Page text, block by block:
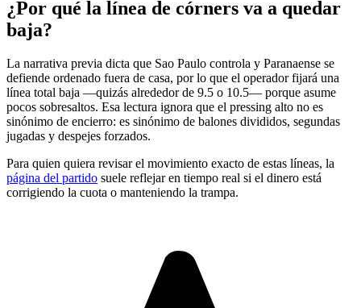
¿Por qué la línea de córners va a quedar
baja?
La narrativa previa dicta que Sao Paulo controla y Paranaense se
defiende ordenado fuera de casa, por lo que el operador fijará una
línea total baja —quizás alrededor de 9.5 o 10.5— porque asume
pocos sobresaltos. Esa lectura ignora que el pressing alto no es
sinónimo de encierro: es sinónimo de balones divididos, segundas
jugadas y despejes forzados.
Para quien quiera revisar el movimiento exacto de estas líneas, la
página del partido suele reflejar en tiempo real si el dinero está
corrigiendo la cuota o manteniendo la trampa.